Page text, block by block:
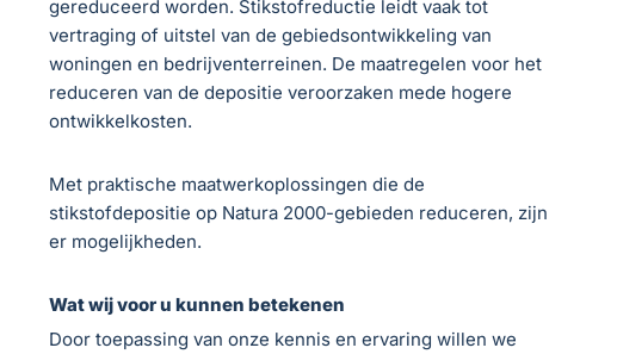
gereduceerd worden. Stikstofreductie leidt vaak tot
vertraging of uitstel van de gebiedsontwikkeling van
woningen en bedrijventerreinen. De maatregelen voor het
reduceren van de depositie veroorzaken mede hogere
ontwikkelkosten.
Met praktische maatwerkoplossingen die de
stikstofdepositie op Natura 2000-gebieden reduceren, zijn
er mogelijkheden.
Wat wij voor u kunnen betekenen
Door toepassing van onze kennis en ervaring willen we